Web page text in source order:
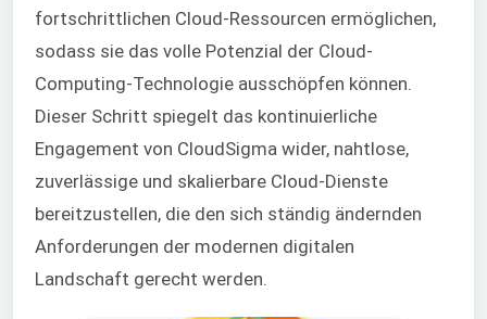
fortschrittlichen Cloud-Ressourcen ermöglichen,
sodass sie das volle Potenzial der Cloud-
Computing-Technologie ausschöpfen können.
Dieser Schritt spiegelt das kontinuierliche
Engagement von CloudSigma wider, nahtlose,
zuverlässige und skalierbare Cloud-Dienste
bereitzustellen, die den sich ständig ändernden
Anforderungen der modernen digitalen
Landschaft gerecht werden.